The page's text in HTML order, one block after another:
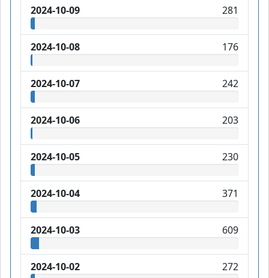
2024-10-09 281
2024-10-08 176
2024-10-07 242
2024-10-06 203
2024-10-05 230
2024-10-04 371
2024-10-03 609
2024-10-02 272